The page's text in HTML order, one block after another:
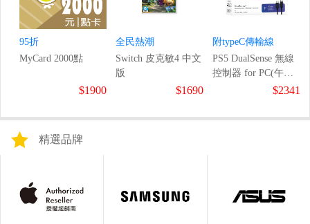
95折
MyCard 2000點
$1900
全民熱潮
Switch 皮克敏4 中文
版
$1690
附typeC傳輸線
PS5 DualSense 無線
控制器 for PC(午夜
$2341
精選品牌